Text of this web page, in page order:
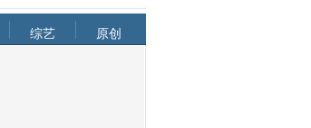
综艺 原创